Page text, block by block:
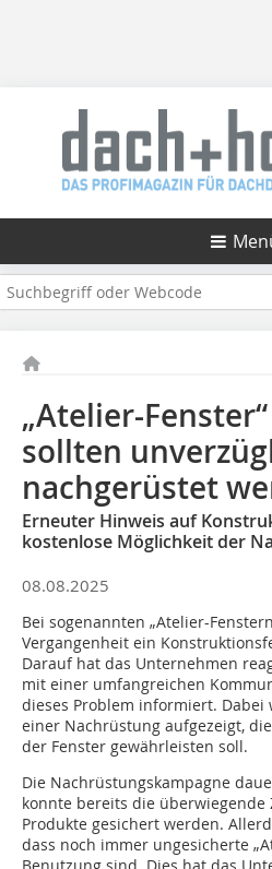
„Atelier-
sollten
nachgerüstet
Erneuter Hinweis auf
kostenlose Möglichkeit der
08.08.2025
Bei sogenannten „Atelier-
Vergangenheit ein
Darauf hat das Unternehmen
mit einer umfangreichen
dieses Problem informiert.
einer Nachrüstung aufgezeigt,
der Fenster gewährleisten soll.
Die Nachrüstungskampagne
konnte bereits die
Produkte gesichert werden.
dass noch immer ungesicherte